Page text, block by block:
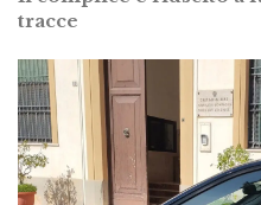
Il complice è riuscito a